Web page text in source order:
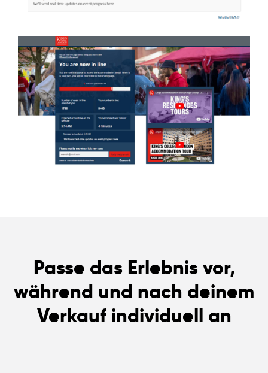
English
Passe das Erlebnis vor,
während und nach deinem
Verkauf individuell an